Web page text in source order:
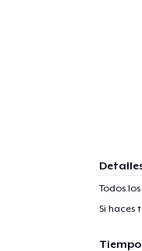
Todos
Si haces